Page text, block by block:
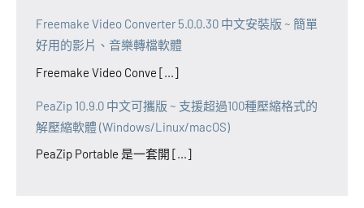
Freemake Video Converter 5.0.0.30 中文安裝版 ~ 簡單
好用的影片、音樂轉檔軟體
Freemake Video Conve [...]
PeaZip 10.9.0 中文可攜版 ~ 支援超過100種壓縮格式的
解壓縮軟體 (Windows/Linux/macOS)
PeaZip Portable 是一套開 [...]